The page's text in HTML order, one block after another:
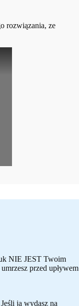
rozwiązania, ze
NIE JEST Twoim
przed upływem
ją wydasz na